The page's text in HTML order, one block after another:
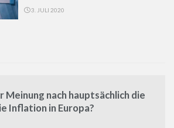
3. JULI 2020
Meinung nach hauptsächlich die
Inflation in Europa?